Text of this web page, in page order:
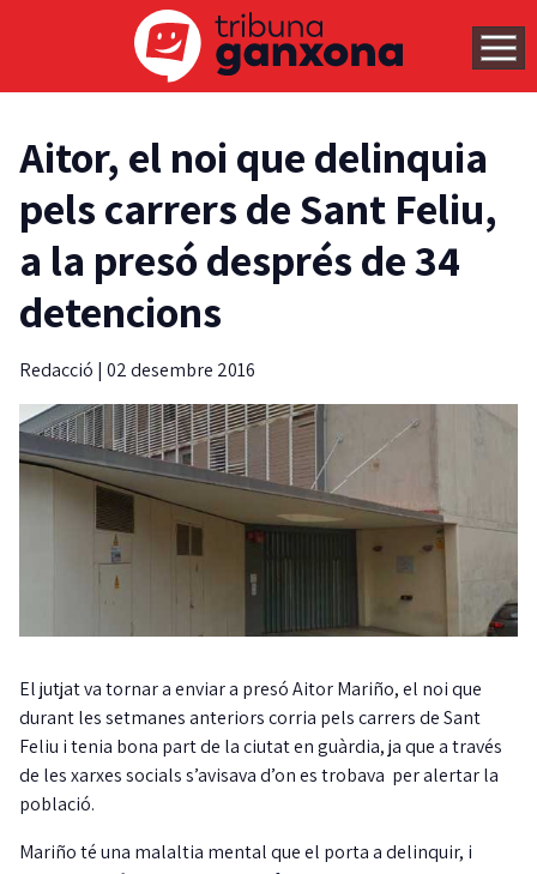
Aitor, el noi que delinquia
pels carrers de Sant Feliu,
a la presó després de 34
detencions
Redacció | 02 desembre 2016
El jutjat va tornar a enviar a presó Aitor Mariño, el noi que
durant les setmanes anteriors corria pels carrers de Sant
Feliu i tenia bona part de la ciutat en guàrdia, ja que a través
de les xarxes socials s’avisava d’on es trobava per alertar la
població.
Mariño té una malaltia mental que el porta a delinquir, i